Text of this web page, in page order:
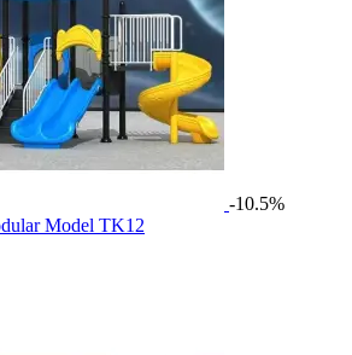
-10.5%
Model TK12